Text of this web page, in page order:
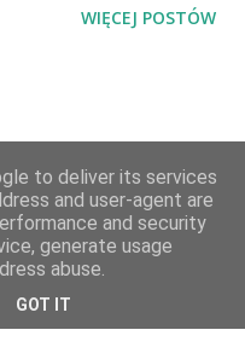
WIĘCEJ POSTÓW
Blogger
2019
to deliver its services
and user-agent are
and security
generate usage
abuse.
GOT IT